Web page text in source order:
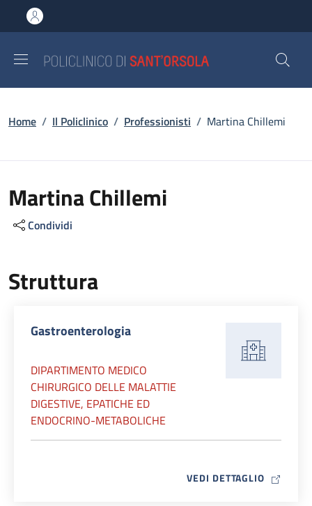
al contenuto principale
to footer content
Briciole di pane
Home / Il Policlinico / Professionisti / Martina Chillemi
Martina Chillemi
Condividi
Struttura
Gastroenterologia
DIPARTIMENTO MEDICO
CHIRURGICO DELLE MALATTIE
DIGESTIVE, EPATICHE ED
ENDOCRINO-METABOLICHE
VEDI DETTAGLIO MAP ICON